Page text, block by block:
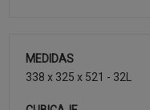
MEDIDAS
338 x 325 x 521 - 32L